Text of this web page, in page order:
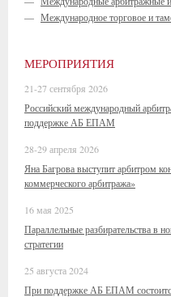
— Международное торговое и
МЕРОПРИЯТИЯ
21-27 сентября 2026
Российский международный
поддержке АБ ЕПАМ
28-29 апреля 2026
Яна Багрова выступит арбитром
коммерческого арбитража»
16 мая 2025
Параллельные разбирательства в
стратегии
25 августа 2024
При поддержке АБ ЕПАМ